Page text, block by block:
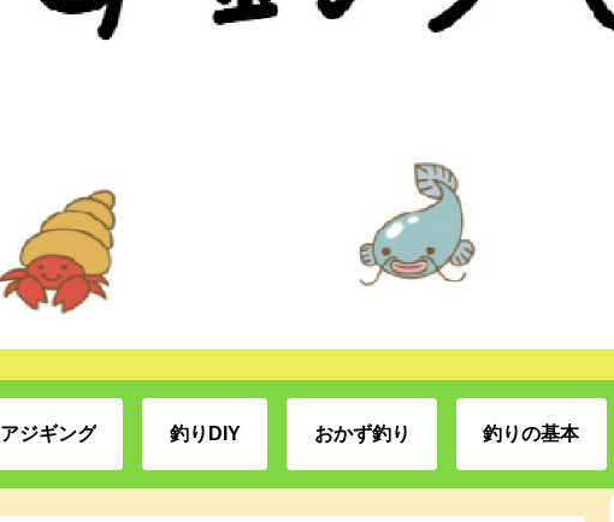
ジギング 釣りDIY おかず釣り 釣りの基本